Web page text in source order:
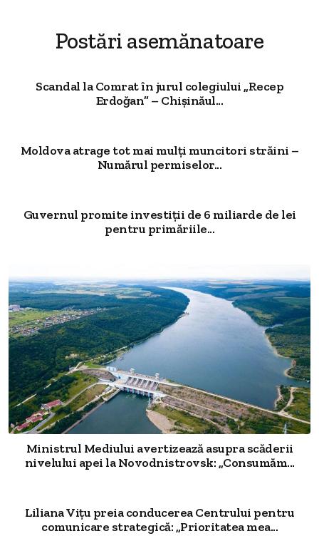
Postări asemănatoare
Scandal la Comrat în jurul colegiului „Recep
Erdoğan” – Chișinăul...
Moldova atrage tot mai mulți muncitori străini –
Numărul permiselor...
Guvernul promite investiții de 6 miliarde de lei
pentru primăriile...
Ministrul Mediului avertizează asupra scăderii
nivelului apei la Novodnistrovsk: „Consumăm...
Liliana Vițu preia conducerea Centrului pentru
comunicare strategică: „Prioritatea mea...